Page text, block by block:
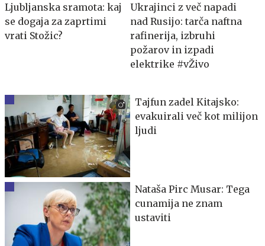
Ljubljanska sramota: kaj
se dogaja za zaprtimi
vrati Stožic?
Ukrajinci z več napadi
nad Rusijo: tarča naftna
rafinerija, izbruhi
požarov in izpadi
elektrike #vŽivo
Tajfun zadel Kitajsko:
evakuirali več kot milijon
ljudi
Nataša Pirc Musar: Tega
cunamija ne znam
ustaviti